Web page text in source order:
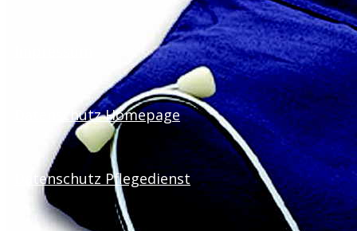
Datenschutz Homepage
Datenschutz Pflegedienst